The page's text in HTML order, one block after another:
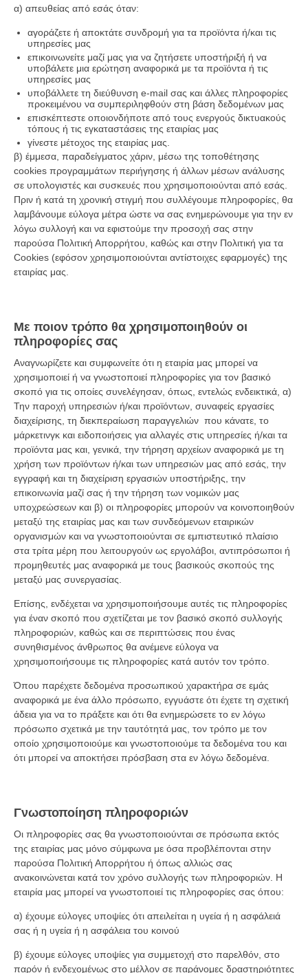
α) απευθείας από εσάς όταν:
αγοράζετε ή αποκτάτε συνδρομή για τα προϊόντα ή/και τις
υπηρεσίες μας
επικοινωνείτε μαζί μας για να ζητήσετε υποστήριξή ή να
υποβάλετε μια ερώτηση αναφορικά με τα προϊόντα ή τις
υπηρεσίες μας
υποβάλλετε τη διεύθυνση e-mail σας και άλλες πληροφορίες
προκειμένου να συμπεριληφθούν στη βάση δεδομένων μας
επισκέπτεστε οποιονδήποτε από τους ενεργούς δικτυακούς
τόπους ή τις εγκαταστάσεις της εταιρίας μας
γίνεστε μέτοχος της εταιρίας μας.
β) έμμεσα, παραδείγματος χάριν, μέσω της τοποθέτησης
cookies προγραμμάτων περιήγησης ή άλλων μέσων ανάλυσης
σε υπολογιστές και συσκευές που χρησιμοποιούνται από εσάς.
Πριν ή κατά τη χρονική στιγμή που συλλέγουμε πληροφορίες, θα
λαμβάνουμε εύλογα μέτρα ώστε να σας ενημερώνουμε για την εν
λόγω συλλογή και να εφιστούμε την προσοχή σας στην
παρούσα Πολιτική Απορρήτου, καθώς και στην Πολιτική για τα
Cookies (εφόσον χρησιμοποιούνται αντίστοιχες εφαρμογές) της
εταιρίας μας.
Με ποιον τρόπο θα χρησιμοποιηθούν οι
πληροφορίες σας
Αναγνωρίζετε και συμφωνείτε ότι η εταιρία μας μπορεί να
χρησιμοποιεί ή να γνωστοποιεί πληροφορίες για τον βασικό
σκοπό για τις οποίες συνελέγησαν, όπως, εντελώς ενδεικτικά, α)
Την παροχή υπηρεσιών ή/και προϊόντων, συναφείς εργασίες
διαχείρισης, τη διεκπεραίωση παραγγελιών που κάνατε, το
μάρκετινγκ και ειδοποιήσεις για αλλαγές στις υπηρεσίες ή/και τα
προϊόντα μας και, γενικά, την τήρηση αρχείων αναφορικά με τη
χρήση των προϊόντων ή/και των υπηρεσιών μας από εσάς, την
εγγραφή και τη διαχείριση εργασιών υποστήριξης, την
επικοινωνία μαζί σας ή την τήρηση των νομικών μας
υποχρεώσεων και β) οι πληροφορίες μπορούν να κοινοποιηθούν
μεταξύ της εταιρίας μας και των συνδεόμενων εταιρικών
οργανισμών και να γνωστοποιούνται σε εμπιστευτικό πλαίσιο
στα τρίτα μέρη που λειτουργούν ως εργολάβοι, αντιπρόσωποι ή
προμηθευτές μας αναφορικά με τους βασικούς σκοπούς της
μεταξύ μας συνεργασίας.
Επίσης, ενδέχεται να χρησιμοποιήσουμε αυτές τις πληροφορίες
για έναν σκοπό που σχετίζεται με τον βασικό σκοπό συλλογής
πληροφοριών, καθώς και σε περιπτώσεις που ένας
συνηθισμένος άνθρωπος θα ανέμενε εύλογα να
χρησιμοποιήσουμε τις πληροφορίες κατά αυτόν τον τρόπο.
Όπου παρέχετε δεδομένα προσωπικού χαρακτήρα σε εμάς
αναφορικά με ένα άλλο πρόσωπο, εγγυάστε ότι έχετε τη σχετική
άδεια για να το πράξετε και ότι θα ενημερώσετε το εν λόγω
πρόσωπο σχετικά με την ταυτότητά μας, τον τρόπο με τον
οποίο χρησιμοποιούμε και γνωστοποιούμε τα δεδομένα του και
ότι μπορεί να αποκτήσει πρόσβαση στα εν λόγω δεδομένα.
Γνωστοποίηση πληροφοριών
Οι πληροφορίες σας θα γνωστοποιούνται σε πρόσωπα εκτός
της εταιρίας μας μόνο σύμφωνα με όσα προβλέπονται στην
παρούσα Πολιτική Απορρήτου ή όπως αλλιώς σας
ανακοινώνεται κατά τον χρόνο συλλογής των πληροφοριών. Η
εταιρία μας μπορεί να γνωστοποιεί τις πληροφορίες σας όπου:
α) έχουμε εύλογες υποψίες ότι απειλείται η υγεία ή η ασφάλειά
σας ή η υγεία ή η ασφάλεια του κοινού
β) έχουμε εύλογες υποψίες για συμμετοχή στο παρελθόν, στο
παρόν ή ενδεχομένως στο μέλλον σε παράνομες δραστηριότητες